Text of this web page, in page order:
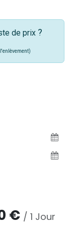
de prix ?
€ / 1 Jour